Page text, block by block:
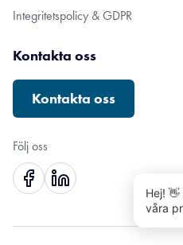
Integritetspolicy & GDPR
Kontakta oss
Kontakta oss
Följ oss
Hej!
våra